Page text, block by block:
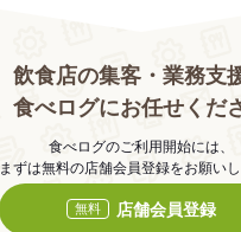
飲食店の集客・業務支
食べログにお任せくだ
食べログのご利用開始には、
まずは無料の店舗会員登録をお願いし
無料 店舗会員登録